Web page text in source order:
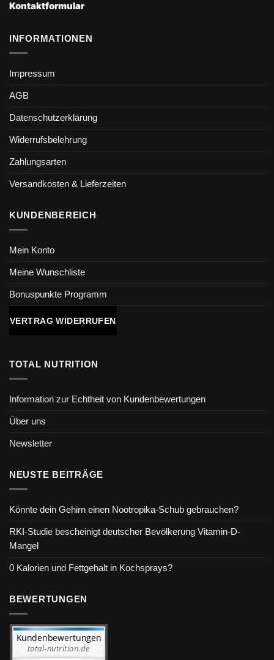
Kontaktformular
INFORMATIONEN
Impressum
AGB
Datenschutzerklärung
Widerrufsbelehrung
Zahlungsarten
Versandkosten & Lieferzeiten
KUNDENBEREICH
Mein Konto
Meine Wunschliste
Bonuspunkte Programm
VERTRAG WIDERRUFEN
TOTAL NUTRITION
Information zur Echtheit von Kundenbewertungen
Über uns
Newsletter
NEUSTE BEITRÄGE
Könnte dein Gehirn einen Nootropika-Schub gebrauchen?
RKI-Studie bescheinigt deutscher Bevölkerung Vitamin-D-
Mangel
0 Kalorien und Fettgehalt in Kochsprays?
BEWERTUNGEN